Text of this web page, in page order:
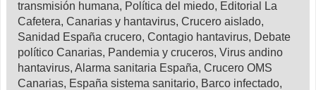
transmisión humana, Política del miedo, Editorial La
Cafetera, Canarias y hantavirus, Crucero aislado,
Sanidad España crucero, Contagio hantavirus, Debate
político Canarias, Pandemia y cruceros, Virus andino
hantavirus, Alarma sanitaria España, Crucero OMS
Canarias, España sistema sanitario, Barco infectado,